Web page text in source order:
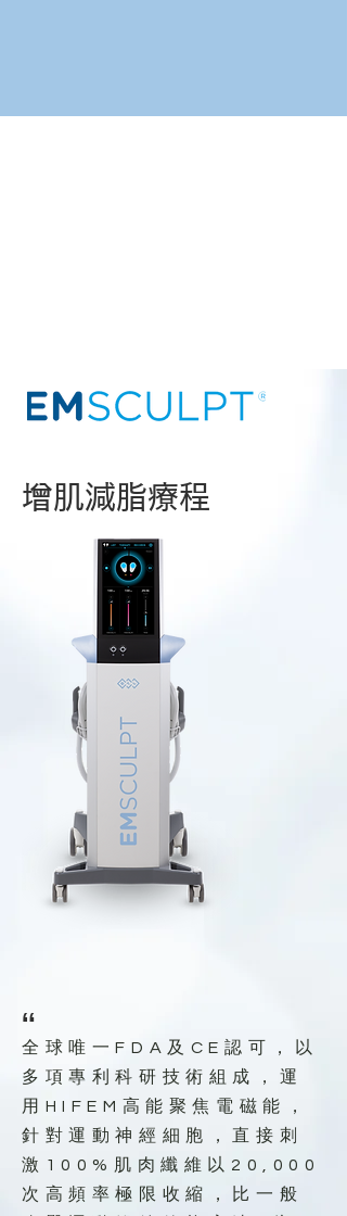
增肌減脂療程
“
全球唯一FDA及CE認可，以
多項專利科研技術組成，運
用HIFEM高能聚焦電磁能，
針對運動神經細胞，直接刺
激100%肌肉纖維以20,000
次高頻率極限收縮，比一般